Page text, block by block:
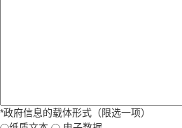
*政府信息的载体形式（限选一项）